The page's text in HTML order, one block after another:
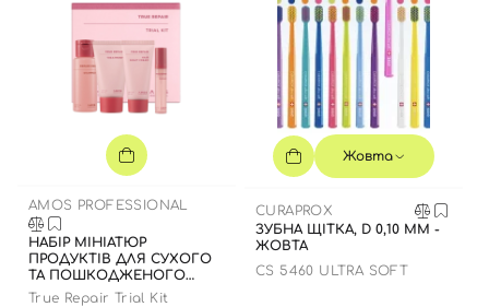
AMOS PROFESSIONAL
НАБІР МІНІАТЮР
ПРОДУКТІВ ДЛЯ СУХОГО
ТА ПОШКОДЖЕНОГО
ВОЛОССЯ
True Repair Trial Kit
Жовта
CURAPROX
ЗУБНА ЩІТКА, D 0,10 ММ -
ЖОВТА
CS 5460 ULTRA SOFT